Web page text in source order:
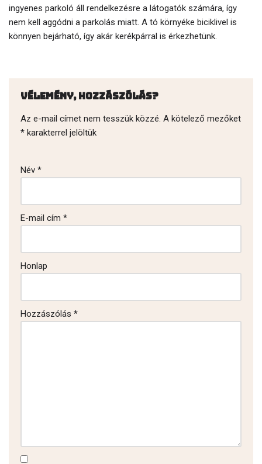
ingyenes parkoló áll rendelkezésre a látogatók számára, így
nem kell aggódni a parkolás miatt. A tó környéke biciklivel is
könnyen bejárható, így akár kerékpárral is érkezhetünk.
Vélemény, hozzászólás?
Az e-mail címet nem tesszük közzé. A kötelező mezőket
* karakterrel jelöltük
Név *
E-mail cím *
Honlap
Hozzászólás *